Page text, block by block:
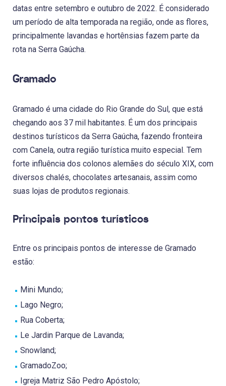
datas entre setembro e outubro de 2022. É considerado
um período de alta temporada na região, onde as flores,
principalmente lavandas e hortênsias fazem parte da
rota na Serra Gaúcha.
Gramado
Gramado é uma cidade do Rio Grande do Sul, que está
chegando aos 37 mil habitantes. É um dos principais
destinos turísticos da Serra Gaúcha, fazendo fronteira
com Canela, outra região turística muito especial. Tem
forte influência dos colonos alemães do século XIX, com
diversos chalés, chocolates artesanais, assim como
suas lojas de produtos regionais.
Principais pontos turísticos
Entre os principais pontos de interesse de Gramado
estão:
Mini Mundo;
Lago Negro;
Rua Coberta;
Le Jardin Parque de Lavanda;
Snowland;
GramadoZoo;
Igreja Matriz São Pedro Apóstolo;